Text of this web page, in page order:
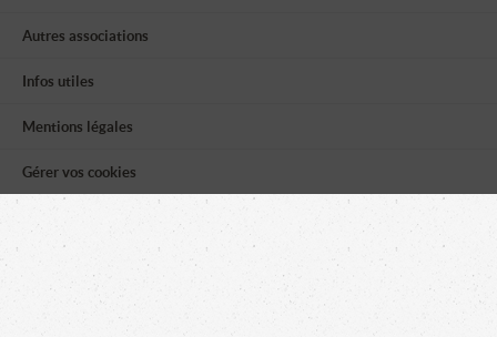
Autres associations
Infos utiles
Mentions légales
Gérer vos cookies